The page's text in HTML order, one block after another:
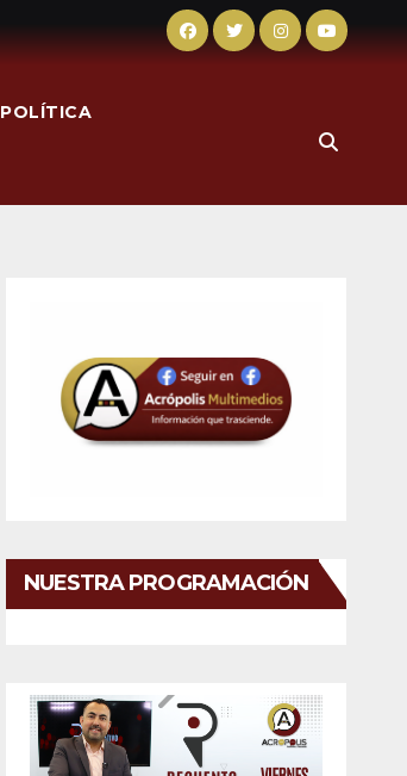
POLÍTICA
NUESTRA PROGRAMACIÓN